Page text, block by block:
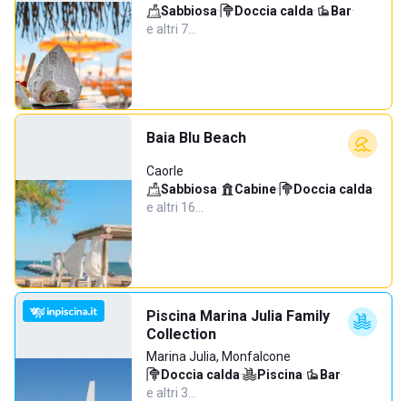
Sabbiosa· Doccia calda· Bar·
e altri 7…
Baia Blu Beach
Caorle
Sabbiosa· Cabine· Doccia calda·
e altri 16…
Piscina Marina Julia Family
Collection
Marina Julia, Monfalcone
Doccia calda· Piscina· Bar·
e altri 3…